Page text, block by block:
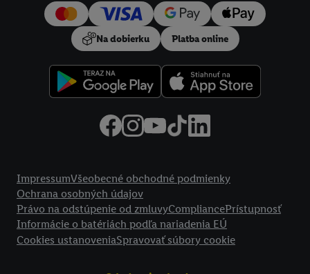
Na dobierku Platba online
ImpressumVšeobecné obchodné podmienky
Ochrana osobných údajov
Právo na odstúpenie od zmluvyCompliancePrístupnosť
Informácie o batériách podľa nariadenia EÚ
Cookies ustanoveniaSpravovať súbory cookie